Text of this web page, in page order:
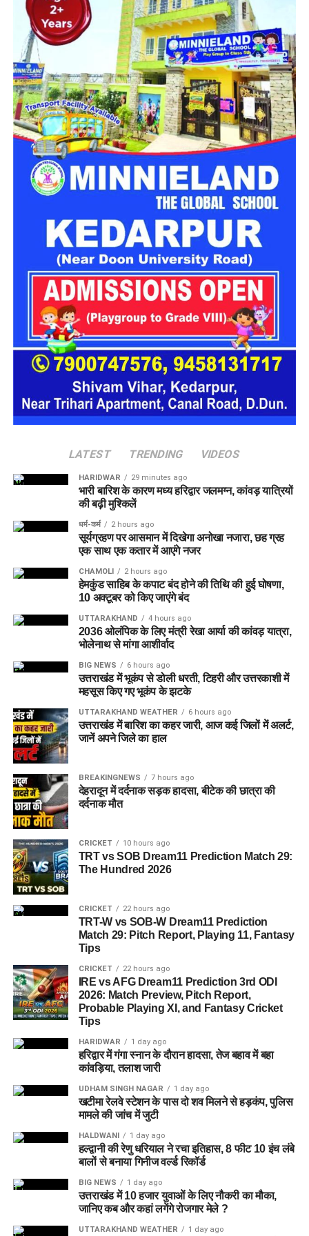
कचहरी कर्मचारी गोविंद सिंह नेगी के मुताबिक, जिस सरकारी आवास में पांच
परिवार रह रहे हैं, वो फिलहाल पूरी तरह सुरक्षित नहीं है। बोल्डर गिरने से
भवन को काफी नुकसान पहुंचा है और मौजूदा हालात में वहां रहना जोखिम
भरा हो गया है।
प्रशासन से तत्काल मदद की मांग
प्रभावित परिवारों ने प्रशासन से मौके का जल्द निरीक्षण कराने और तत्काल
सुरक्षा इंतजाम करने की मांग की है। इसके साथ ही परिवारों के लिए
वैकल्पिक आवास की व्यवस्था करने और पहाड़ी से लगातार गिर रहे बोल्डरों
के खतरे का स्थायी समाधान निकालने की अपील की गई है।
स्थानीय लोगों का कहना है कि लगातार बारिश के कारण मसूरी के कई
पहाड़ी क्षेत्र संवेदनशील हो गए हैं। ऐसे में अगर समय रहते सुरक्षा के ठोस
इंतजाम नहीं किए गए तो आने वाले दिनों में किसी बड़े हादसे का खतरा बढ़
सकता है।
LATEST TRENDING VIDEOS
HARIDWAR 29 minutes ago
भारी बारिश के कारण मध्य हरिद्वार जलमग्न, कांवड़ यात्रियों
की बढ़ी मुश्किलें
धर्म-कर्म 2 hours ago
सूर्यग्रहण पर आसमान में दिखेगा अनोखा नजारा, छह ग्रह
एक साथ एक कतार में आएंगे नजर
CHAMOLI 2 hours ago
हेमकुंड साहिब के कपाट बंद होने की तिथि की हुई घोषणा,
10 अक्टूबर को किए जाएंंगे बंद
UTTARAKHAND 4 hours ago
2036 ओलंपिक के लिए मंत्री रेखा आर्या की कांवड़ यात्रा,
भोलेनाथ से मांगा आशीर्वाद
BIG NEWS 6 hours ago
उत्तराखंड में भूकंप से डोली धरती, टिहरी और उत्तरकाशी में
महसूस किए गए भूकंप के झटके
UTTARAKHAND WEATHER 6 hours ago
उत्तराखंड में बारिश का कहर जारी, आज कई जिलों में अलर्ट,
जानें अपने जिले का हाल
BREAKINGNEWS 7 hours ago
देहरादून में दर्दनाक सड़क हादसा, बीटेक की छात्रा की
दर्दनाक मौत
CRICKET 10 hours ago
TRT vs SOB Dream11 Prediction Match 29:
The Hundred 2026
CRICKET 22 hours ago
TRT-W vs SOB-W Dream11 Prediction
Match 29: Pitch Report, Playing 11, Fantasy
Tips
CRICKET 22 hours ago
IRE vs AFG Dream11 Prediction 3rd ODI
2026: Match Preview, Pitch Report,
Probable Playing XI, and Fantasy Cricket
Tips
HARIDWAR 1 day ago
हरिद्वार में गंगा स्नान के दौरान हादसा, तेज बहाव में बहा
कांवड़िया, तलाश जारी
UDHAM SINGH NAGAR 1 day ago
खटीमा रेलवे स्टेशन के पास दो शव मिलने से हड़कंप, पुलिस
मामले की जांच में जुटी
HALDWANI 1 day ago
हल्द्वानी की रेणु धरियाल ने रचा इतिहास, 8 फीट 10 इंच लंबे
बालों से बनाया गिनीज वर्ल्ड रिकॉर्ड
BIG NEWS 1 day ago
उत्तराखंड में 10 हजार युवाओं के लिए नौकरी का मौका,
जानिए कब और कहां लगेंगे रोजगार मेले ?
UTTARAKHAND WEATHER 1 day ago